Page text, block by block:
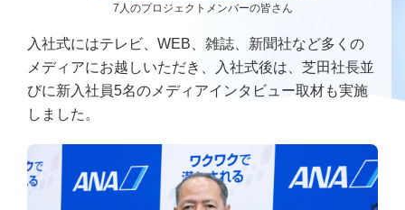
7人のプロジェクトメンバーの皆さん
入社式にはテレビ、WEB、雑誌、新聞社など多くの
メディアにお越しいただき、入社式後は、芝田社長並
びに新入社員5名のメディアインタビュー取材も実施
しました。